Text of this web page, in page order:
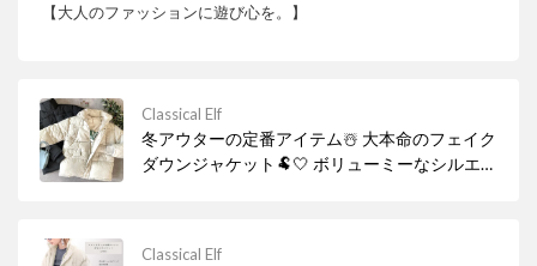
【大人のファッションに遊び心を。】
Classical Elf
冬アウターの定番アイテム☃️ 大本命のフェイク
ダウンジャケット🐏🤍 ボリューミーなシルエッ
Classical Elf